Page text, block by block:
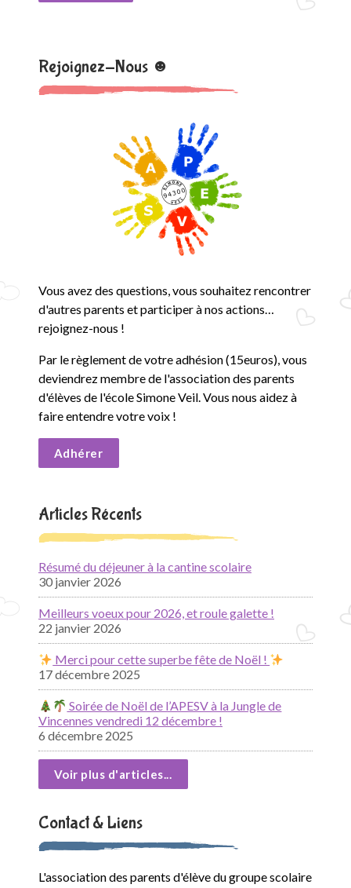
Rejoignez-Nous ☻
Vous avez des questions, vous souhaitez rencontrer
d'autres parents et participer à nos actions…
rejoignez-nous !
Par le règlement de votre adhésion (15euros), vous
deviendrez membre de l'association des parents
d'élèves de l'école Simone Veil. Vous nous aidez à
faire entendre votre voix !
Adhérer
Articles Récents
Résumé du déjeuner à la cantine scolaire
30 janvier 2026
Meilleurs voeux pour 2026, et roule galette !
22 janvier 2026
Merci pour cette superbe fête de Noël !
17 décembre 2025
Soirée de Noël de l’APESV à la Jungle de
Vincennes vendredi 12 décembre !
6 décembre 2025
Voir plus d'articles...
Contact & Liens
L'association des parents d'élève du groupe scolaire